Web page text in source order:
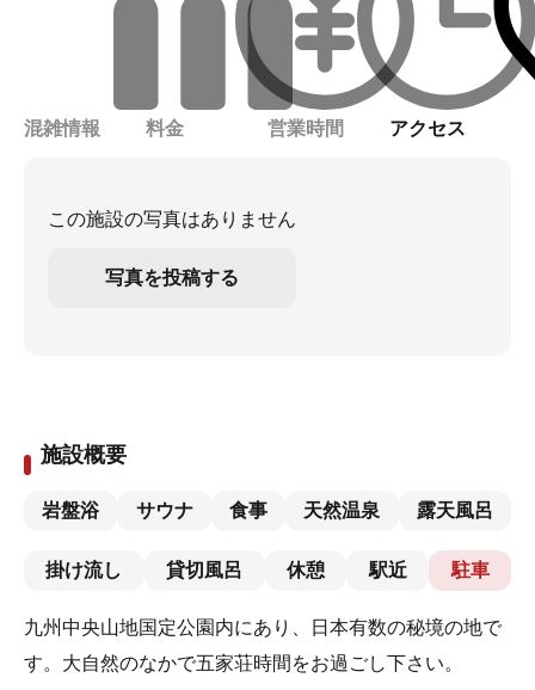
混雑情報 料金 営業時間 アクセス
この施設の写真はありません
写真を投稿する
施設概要
岩盤浴 サウナ 食事 天然温泉 露天風呂
掛け流し 貸切風呂 休憩 駅近 駐車
九州中央山地国定公園内にあり、日本有数の秘境の地で
す。大自然のなかで五家荘時間をお過ごし下さい。